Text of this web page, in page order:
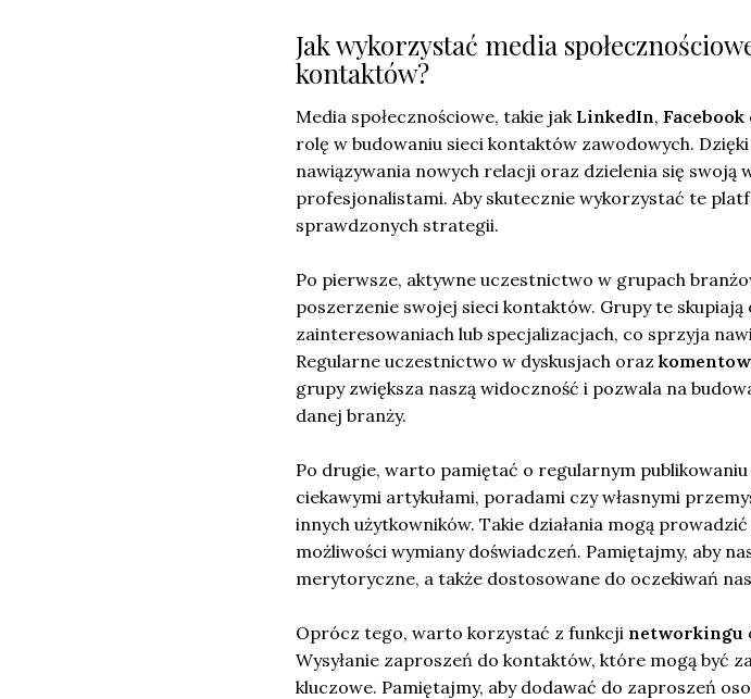
Jak wykorzystać media
kontaktów?
Media społecznościowe, takie jak LinkedIn, Facebook
rolę w budowaniu sieci kontaktów zawodowych.
nawiązywania nowych relacji oraz dzielenia się swoją
profesjonalistami. Aby skutecznie wykorzystać te
sprawdzonych strategii.
Po pierwsze, aktywne uczestnictwo w grupach
poszerzenie swojej sieci kontaktów. Grupy te skupiają
zainteresowaniach lub specjalizacjach, co sprzyja
Regularne uczestnictwo w dyskusjach oraz
grupy zwiększa naszą widoczność i pozwala na
danej branży.
Po drugie, warto pamiętać o regularnym publikowaniu
ciekawymi artykułami, poradami czy własnymi
innych użytkowników. Takie działania mogą
możliwości wymiany doświadczeń. Pamiętajmy, aby
merytoryczne, a także dostosowane do oczekiwań
Oprócz tego, warto korzystać z funkcji networkingu
Wysyłanie zaproszeń do kontaktów, które mogą być
kluczowe. Pamiętajmy, aby dodawać do zaproszeń